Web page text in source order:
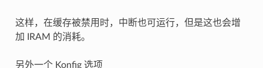
这样，在缓存被禁用时，中断也可运行，但是这也会增
加 IRAM 的消耗。
另外一个 Konfig 选项